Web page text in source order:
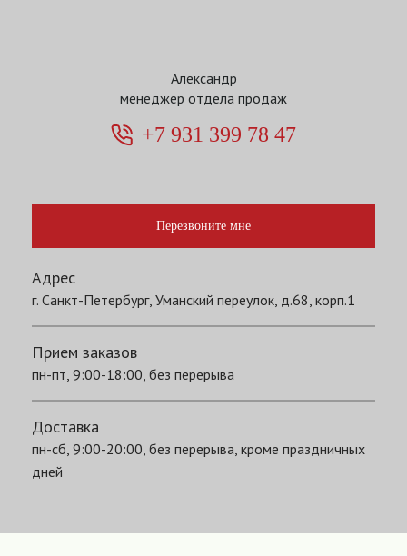
Александр
менеджер отдела продаж
+7 931 399 78 47
Перезвоните мне
Адрес
г. Санкт-Петербург, Уманский переулок, д.68, корп.1
Прием заказов
пн-пт, 9:00-18:00, без перерыва
Доставка
пн-сб, 9:00-20:00, без перерыва, кроме праздничных
дней